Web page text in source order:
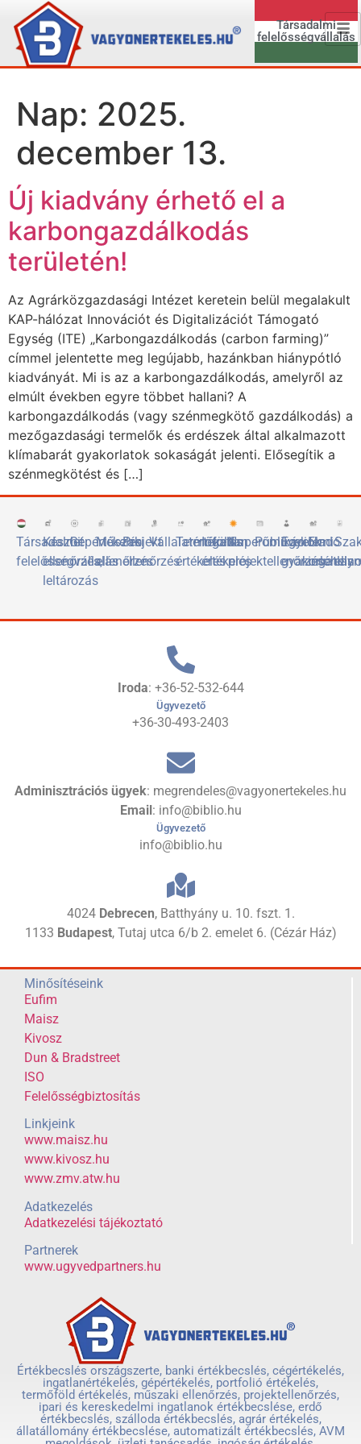
Társadalmi
felelősségvállalás
Nap: 2025.
december 13.
Új kiadvány érhető el a
karbongazdálkodás
területén!
Az Agrárközgazdasági Intézet keretein belül megalakult
KAP-hálózat Innovációt és Digitalizációt Támogató
Egység (ITE) „Karbongazdálkodás (carbon farming)”
címmel jelentette meg legújabb, hazánkban hiánypótló
kiadványát. Mi is az a karbongazdálkodás, amelyről az
elmúlt években egyre többet hallani? A
karbongazdálkodás (vagy szénmegkötő gazdálkodás) a
mezőgazdasági termelők és erdészek által alkalmazott
klímabarát gyakorlatok sokaságát jelenti. Elősegítik a
szénmegkötést és […]
Társadalmi
felelősségvállalás
Készlet
ellenőrzés,
leltározás
Gépértékelés
Műszaki
ellenőrzés
Projekt
ellenőrzés
Vállalatértékelés
Termőföld
értékelés
Ingatlan
értékelés
Naperőművek
projektellenőrzése
Publikációk
Egyetemi
gyakorlóhely
Eladó
Iroda: +36-52-532-644
Ügyvezető
+36-30-493-2403
Adminisztrációs ügyek: megrendeles@vagyonertekeles.hu
Email: info@biblio.hu
Ügyvezető
info@biblio.hu
4024 Debrecen, Batthyány u. 10. fszt. 1.
1133 Budapest, Tutaj utca 6/b 2. emelet 6. (Cézár Ház)
Minősítéseink
Eufim
Maisz
Kivosz
Dun & Bradstreet
ISO
Felelősségbiztosítás
Linkjeink
www.maisz.hu
www.kivosz.hu
www.zmv.atw.hu
Adatkezelés
Adatkezelési tájékoztató
Partnerek
www.ugyvedpartners.hu
Értékbecslés országszerte, banki értékbecslés, cégértékelés,
ingatlanértékelés, gépértékelés, portfolió értékelés,
termőföld értékelés, műszaki ellenőrzés, projektellenőrzés,
ipari és kereskedelmi ingatlanok értékbecslése, erdő
értékbecslés, szálloda értékbecslés, agrár értékelés,
állatállomány értékbecslése, automatizált értékbecslés, AVM